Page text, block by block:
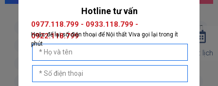
giấy dán tường hàn quốc giấy dán tường nhật bản
giấy dán tường 3d giấy dán tường phòng khách
giấy dán tường phòng ngủ giấy dán tường bếp
giấy dán tường phòng thờ giấy dán tường trẻ em
Đặt lịch